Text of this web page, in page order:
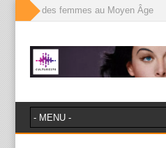
des femmes au Moyen Âge